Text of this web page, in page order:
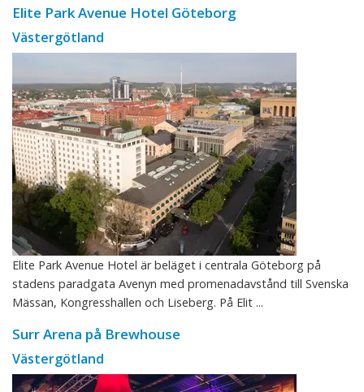
Elite Park Avenue Hotel Göteborg
Västergötland
Elite Park Avenue Hotel är beläget i centrala Göteborg på
stadens paradgata Avenyn med promenadavstånd till Svenska
Mässan, Kongresshallen och Liseberg. På Elit ...
Surr Arena på Brewhouse
Västergötland